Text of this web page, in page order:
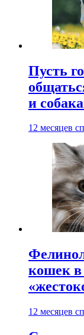
Пусть
и
12 месяцев
кошек в
12 месяцев